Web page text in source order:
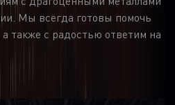
Мы всегда готовы помочь
также с радостью ответим на